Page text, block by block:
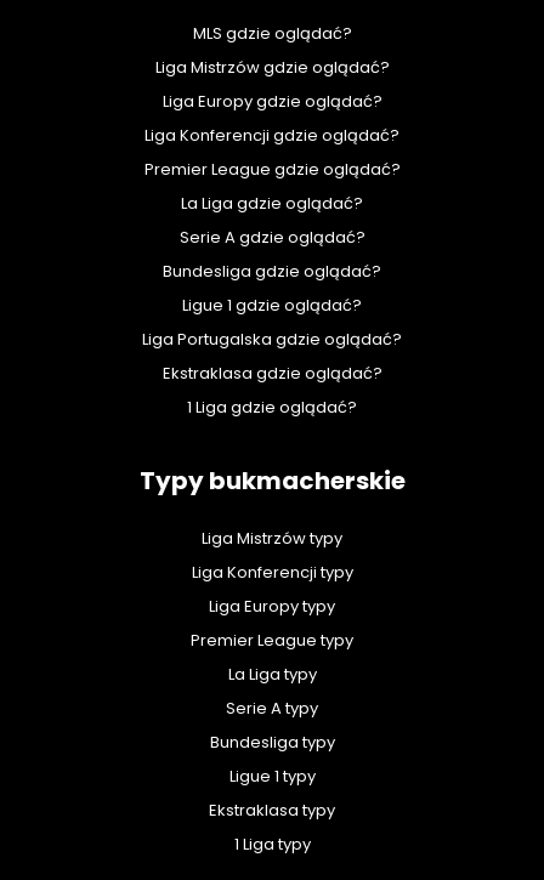
MLS gdzie oglądać?
Liga Mistrzów gdzie oglądać?
Liga Europy gdzie oglądać?
Liga Konferencji gdzie oglądać?
Premier League gdzie oglądać?
La Liga gdzie oglądać?
Serie A gdzie oglądać?
Bundesliga gdzie oglądać?
Ligue 1 gdzie oglądać?
Liga Portugalska gdzie oglądać?
Ekstraklasa gdzie oglądać?
1 Liga gdzie oglądać?
Typy bukmacherskie
Liga Mistrzów typy
Liga Konferencji typy
Liga Europy typy
Premier League typy
La Liga typy
Serie A typy
Bundesliga typy
Ligue 1 typy
Ekstraklasa typy
1 Liga typy